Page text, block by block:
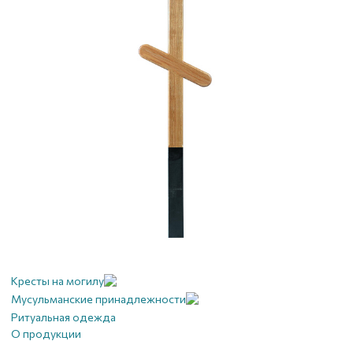
Кресты на могилу
Мусульманские принадлежности
Ритуальная одежда
О продукции